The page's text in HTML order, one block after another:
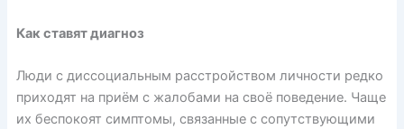
Как ставят диагноз
Люди с диссоциальным расстройством личности редко
приходят на приём с жалобами на своё поведение. Чаще
их беспокоят симптомы, связанные с сопутствующими